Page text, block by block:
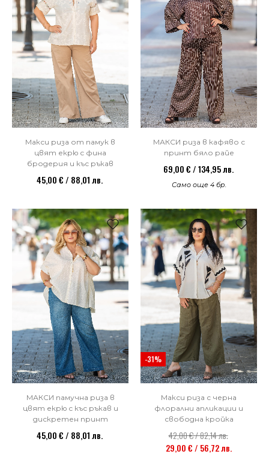
Макси риза от памук в
цвят екрю с фина
бродерия и къс ръкав
45,00 € / 88,01 лв.
МАКСИ риза в кафяво с
принт бяло райе
69,00 € / 134,95 лв.
Само още 4 бр.
МАКСИ памучна риза в
цвят екрю с къс ръкав и
дискретен принт
45,00 € / 88,01 лв.
-31%
Макси риза с черна
флорални апликации и
свободна кройка
42,00 € / 82,14 лв.
29,00 € / 56,72 лв.